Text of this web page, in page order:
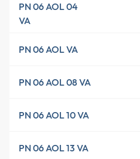
PN 06 AOL 04
VA
PN 06 AOL VA
PN 06 AOL 08 VA
PN 06 AOL 10 VA
PN 06 AOL 13 VA